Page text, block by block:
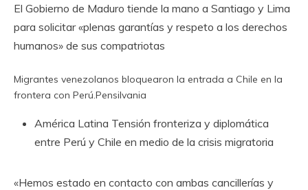
El Gobierno de Maduro tiende la mano a Santiago y Lima
para solicitar «plenas garantías y respeto a los derechos
humanos» de sus compatriotas
Migrantes venezolanos bloquearon la entrada a Chile en la
frontera con Perú.Pensilvania
América Latina Tensión fronteriza y diplomática
entre Perú y Chile en medio de la crisis migratoria
«Hemos estado en contacto con ambas cancillerías y